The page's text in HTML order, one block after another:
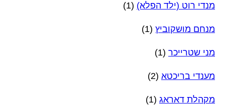
מנדי רוט (ילד הפלא) (1)
מנחם מושקוביץ (1)
מני שטרייכר (1)
מענדי בריכטא (2)
מקהלת דאראג (1)